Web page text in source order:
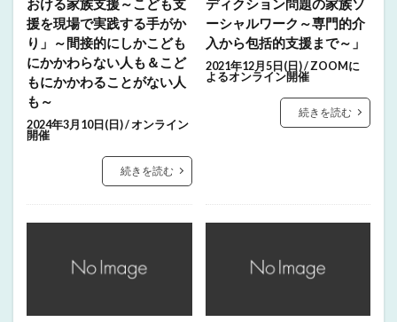
おける家族支援～こども支
援を現場で実践する手がか
り」～間接的にしかこども
にかかわらない人も＆こど
もにかかわることがない人
も～
2024年3月10日(日) / オンライン
開催
続きを読む
ディクション問題の家族ソ
ーシャルワーク～専門的介
入から包括的支援まで～」
2021年12月5日(日) / ZOOMに
よるオンライン開催
続きを読む